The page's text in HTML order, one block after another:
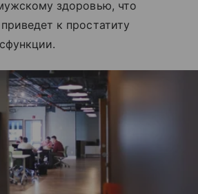
здоровью, что
к простатиту